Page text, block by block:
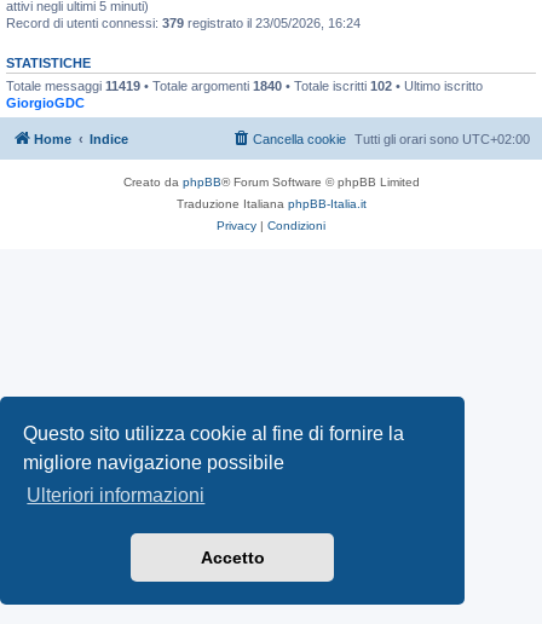
Questo sito utilizza cookie al fine di fornire la
migliore navigazione possibile
Ulteriori informazioni
Accetto
attivi negli ultimi 5 minuti)
Record di utenti connessi: 379 registrato il 23/05/2026, 16:24
STATISTICHE
Totale messaggi 11419 • Totale argomenti 1840 • Totale iscritti 102 • Ultimo iscritto
GiorgioGDC
Home Indice Tutti gli orari sono UTC+02:00
Cancella cookie
Creato da phpBB® Forum Software © phpBB Limited
Traduzione Italiana phpBB-Italia.it
Privacy | Condizioni